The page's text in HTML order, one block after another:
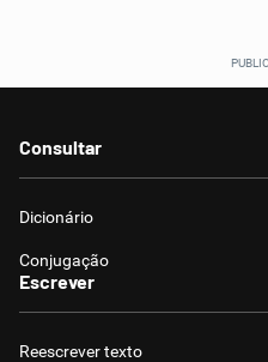
Consultar
Dicionário
Conjugação
Escrever
Reescrever texto